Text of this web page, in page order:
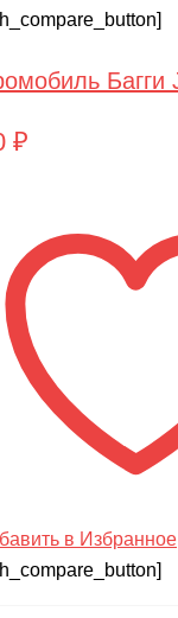
Багги
₽
в Избранное